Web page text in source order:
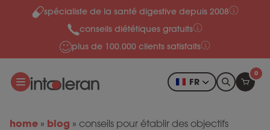
Skip to content
spécialiste de la santé digestive depuis 2008
conseils diététiques gratuits
plus de 100.000 clients satisfaits
FR
0
home » blog » conseils pour établir des objectifs